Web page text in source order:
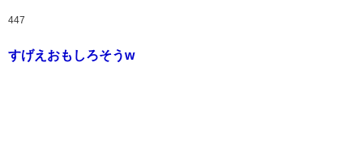
447
すげえおもしろそうw